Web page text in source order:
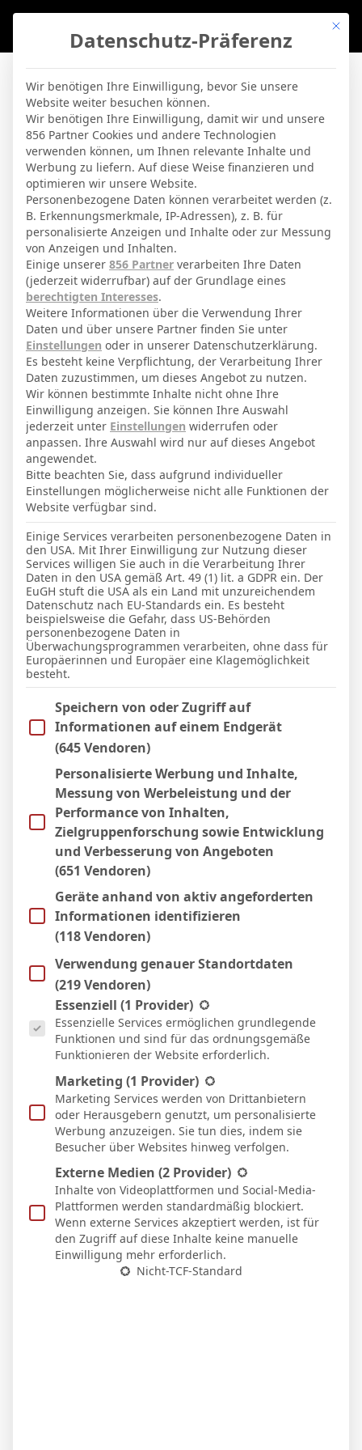
L. Gunther
Micha Sassie 16. April 2026
Voller Name Lasse Günther
Position Defensivspieler
Aktuelles Team SV Elversberg
Nationalität
Geburtsort
München
Geburtstag 21. März 2003
Alter 23
Gewicht (kg) 83
Größe (cm) 181
GESAMTE STATISTIK
Pokal
1 1 63′
LETZTE BEGEGNUNGEN
Datum Ergebnis
28 Okt. 2025
Auswärts
N
3:0
17 Aug. 2025
Auswärts
S
0:1
63`
FacebookTwitter Pinterest LinkedInTumblr
Mickaël Biron
Micha Sassie
Website
WEITERE ARTIKEL
Mit
Datenschutz-Präferenz
Wir benötigen Ihre Einwilligung, bevor Sie unsere
Website weiter besuchen können.
Wir benötigen Ihre Einwilligung, damit wir und unsere
856 Partner Cookies und andere Technologien
verwenden können, um Ihnen relevante Inhalte und
Werbung zu liefern. Auf diese Weise finanzieren und
optimieren wir unsere Website.
Personenbezogene Daten können verarbeitet werden (z.
B. Erkennungsmerkmale, IP-Adressen), z. B. für
personalisierte Anzeigen und Inhalte oder zur Messung
von Anzeigen und Inhalten.
Einige unserer 856 Partner verarbeiten Ihre Daten
(jederzeit widerrufbar) auf der Grundlage eines
berechtigten Interesses.
Weitere Informationen über die Verwendung Ihrer
Daten und über unsere Partner finden Sie unter
Einstellungen oder in unserer Datenschutzerklärung.
Es besteht keine Verpflichtung, der Verarbeitung Ihrer
Daten zuzustimmen, um dieses Angebot zu nutzen.
Wir können bestimmte Inhalte nicht ohne Ihre
Einwilligung anzeigen. Sie können Ihre Auswahl
jederzeit unter Einstellungen widerrufen oder
anpassen. Ihre Auswahl wird nur auf dieses Angebot
angewendet.
Bitte beachten Sie, dass aufgrund individueller
Einstellungen möglicherweise nicht alle Funktionen der
Website verfügbar sind.
Einige Services verarbeiten personenbezogene Daten in
den USA. Mit Ihrer Einwilligung zur Nutzung dieser
Services willigen Sie auch in die Verarbeitung Ihrer
Daten in den USA gemäß Art. 49 (1) lit. a GDPR ein. Der
EuGH stuft die USA als ein Land mit unzureichendem
Datenschutz nach EU-Standards ein. Es besteht
beispielsweise die Gefahr, dass US-Behörden
personenbezogene Daten in
Überwachungsprogrammen verarbeiten, ohne dass für
Europäerinnen und Europäer eine Klagemöglichkeit
besteht.
Im Folgenden finden Sie eine Liste der Zwecke des IAB
Speichern von oder Zugriff auf
Informationen auf einem Endgerät
(645 Vendoren)
Personalisierte Werbung und Inhalte,
Messung von Werbeleistung und der
Performance von Inhalten,
Zielgruppenforschung sowie Entwicklung
und Verbesserung von Angeboten
(651 Vendoren)
Geräte anhand von aktiv angeforderten
Informationen identifizieren
(118 Vendoren)
Verwendung genauer Standortdaten
(219 Vendoren)
Es folgt eine Liste der Service-Gruppen, für die eine
Essenziell (1 Provider)
Essenzielle Services ermöglichen grundlegende
Funktionen und sind für das ordnungsgemäße
Funktionieren der Website erforderlich.
Marketing (1 Provider)
Marketing Services werden von Drittanbietern
oder Herausgebern genutzt, um personalisierte
Werbung anzuzeigen. Sie tun dies, indem sie
Besucher über Websites hinweg verfolgen.
Externe Medien (2 Provider)
Inhalte von Videoplattformen und Social-Media-
Plattformen werden standardmäßig blockiert.
Wenn externe Services akzeptiert werden, ist für
den Zugriff auf diese Inhalte keine manuelle
Einwilligung mehr erforderlich.
Nicht-TCF-Standard